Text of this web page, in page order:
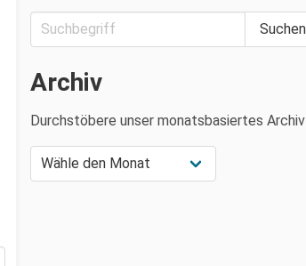
Archiv
Durchstöbere unser monatsbasiertes Archiv